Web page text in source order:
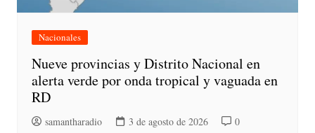
Nacionales
Nueve provincias y Distrito Nacional en
alerta verde por onda tropical y vaguada en
RD
samantharadio 3 de agosto de 2026 0